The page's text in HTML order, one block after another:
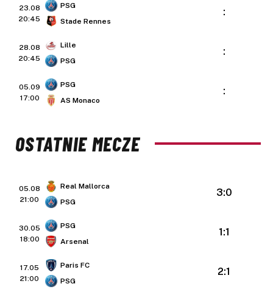
23.08
20:45
PSG
Stade Rennes
:
28.08
20:45
Lille
PSG
:
05.09
17:00
PSG
AS Monaco
:
OSTATNIE MECZE
05.08
21:00
Real Mallorca
PSG
3:0
30.05
18:00
PSG
Arsenal
1:1
17.05
21:00
Paris FC
PSG
2:1